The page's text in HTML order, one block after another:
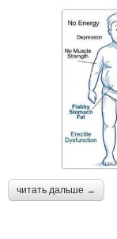
читать дальше →